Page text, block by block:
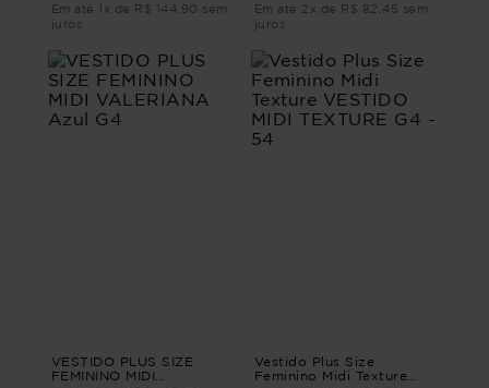
Em até 1x de R$ 144,90 sem
juros
Em até 2x de R$ 82,45 sem
juros
VESTIDO PLUS SIZE
FEMININO MIDI
Vestido Plus Size
Feminino Midi Texture